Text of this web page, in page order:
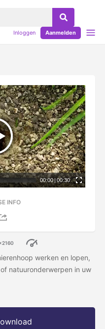
Inloggen Aanmelden
00:00 | 00:30
INFO
werken en lopen,
natuuronderwerpen in uw